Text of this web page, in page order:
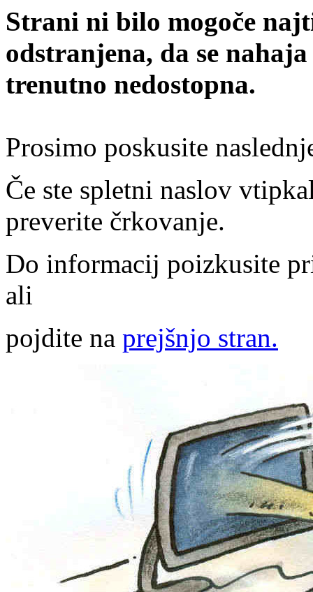
Strani ni bilo mogoče
odstranjena, da se
trenutno nedostopna.
Prosimo poskusite
Če ste spletni naslov
preverite črkovanje.
Do informacij poizkusite
ali
pojdite na prejšnjo stran.